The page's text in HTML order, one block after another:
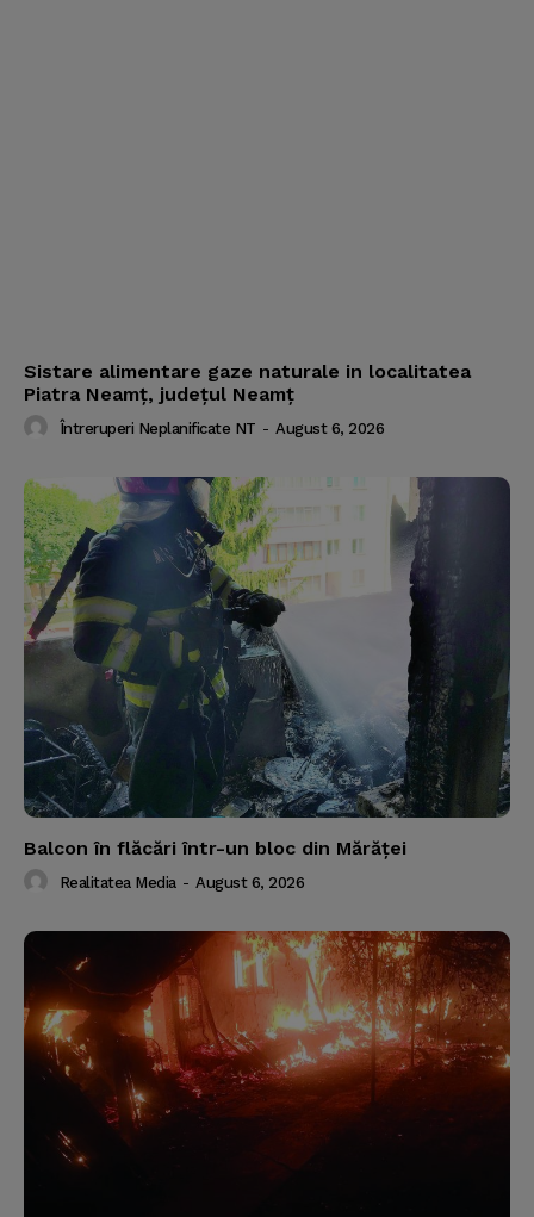
Sistare alimentare gaze naturale in localitatea
Piatra Neamț, județul Neamț
Întreruperi Neplanificate NT - August 6, 2026
Balcon în flăcări într-un bloc din Mărăţei
Realitatea Media - August 6, 2026